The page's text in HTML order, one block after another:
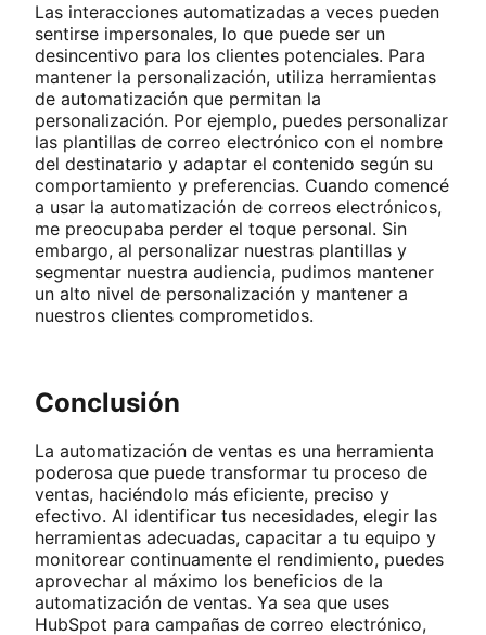
Las interacciones automatizadas a veces pueden
sentirse impersonales, lo que puede ser un
desincentivo para los clientes potenciales. Para
mantener la personalización, utiliza herramientas
de automatización que permitan la
personalización. Por ejemplo, puedes personalizar
las plantillas de correo electrónico con el nombre
del destinatario y adaptar el contenido según su
comportamiento y preferencias. Cuando comencé
a usar la automatización de correos electrónicos,
me preocupaba perder el toque personal. Sin
embargo, al personalizar nuestras plantillas y
segmentar nuestra audiencia, pudimos mantener
un alto nivel de personalización y mantener a
nuestros clientes comprometidos.
Conclusión
La automatización de ventas es una herramienta
poderosa que puede transformar tu proceso de
ventas, haciéndolo más eficiente, preciso y
efectivo. Al identificar tus necesidades, elegir las
herramientas adecuadas, capacitar a tu equipo y
monitorear continuamente el rendimiento, puedes
aprovechar al máximo los beneficios de la
automatización de ventas. Ya sea que uses
HubSpot para campañas de correo electrónico,